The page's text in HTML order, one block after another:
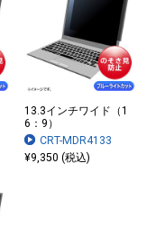
13.3インチワイド（1
6：9）
CRT-MDR4133
¥9,350 (税込)